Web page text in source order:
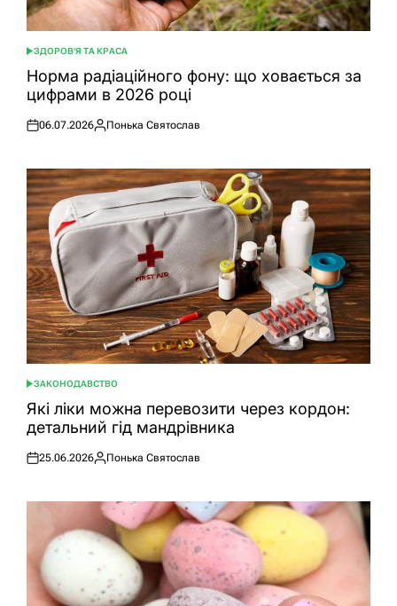
ОПУБЛІКУВАТИ
У
ЗДОРОВ'Я ТА КРАСА
Норма радіаційного фону: що ховається за
цифрами в 2026 році
Оприлюднено
06.07.2026
Опубліковано
Понька Святослав
ОПУБЛІКУВАТИ
У
ЗАКОНОДАВСТВО
Які ліки можна перевозити через кордон:
детальний гід мандрівника
Оприлюднено
25.06.2026
Опубліковано
Понька Святослав